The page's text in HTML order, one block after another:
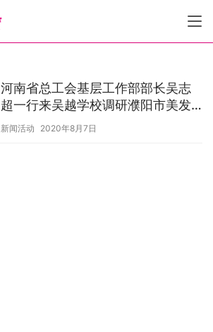
河南省总工会基层工作部部长吴志
超一行来吴越学校调研濮阳市美发
美容行业工会工作
新闻活动 2020年8月7日